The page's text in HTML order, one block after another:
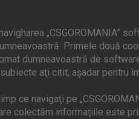
„CSGOROMANIA”
Primele două
dumneavoastră de
aţi citit, aşadar pentru
ce navigaţi pe
colectăm informaţiile este